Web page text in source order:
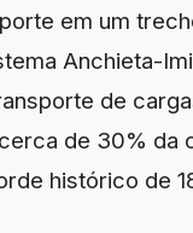
em um
Anchieta-
de
de 30% da
histórico de